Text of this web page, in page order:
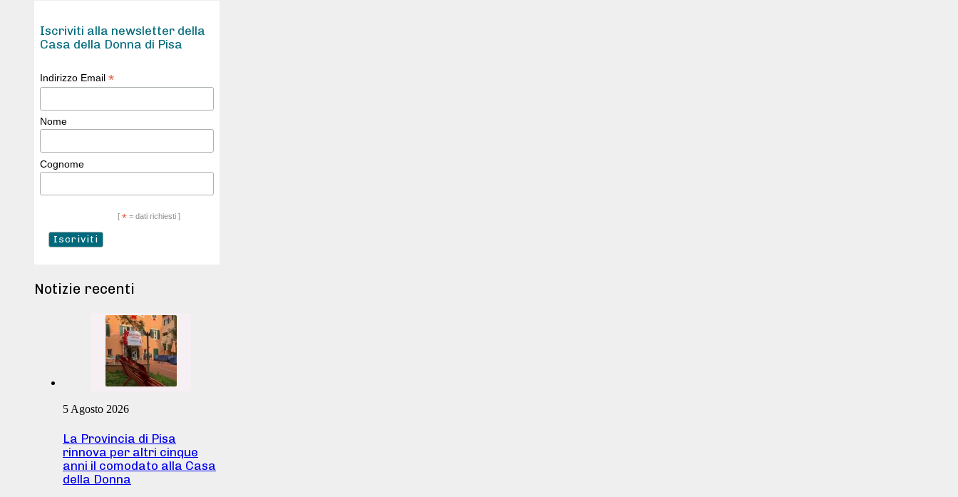
Iscriviti alla newsletter della
Casa della Donna di Pisa
Indirizzo Email *
Nome
Cognome
[ *= dati richiesti ]
Notizie recenti
5 Agosto 2026
La Provincia di Pisa
rinnova per altri cinque
anni il comodato alla Casa
della Donna